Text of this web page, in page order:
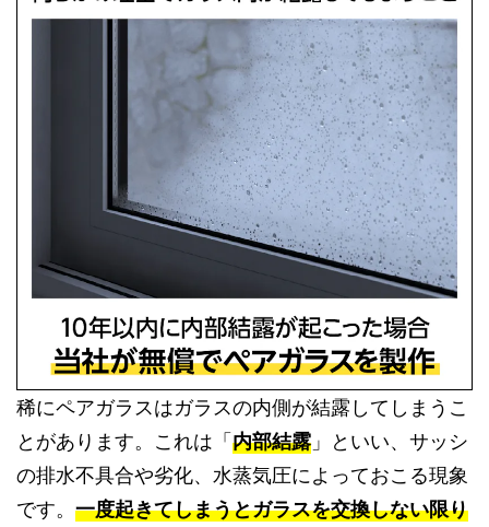
稀にペアガラスはガラスの内側が結露してしまうこ
とがあります。これは「内部結露 」といい、サッシ
の排水不具合や劣化、水蒸気圧によっておこる現象
です。 一度起きてしまうとガラスを交換しない限り